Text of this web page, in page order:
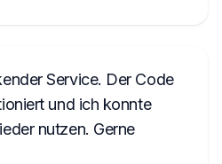
Service. Der Code
und ich konnte
nutzen. Gerne